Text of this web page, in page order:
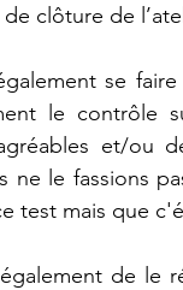
clôture de
se
le contrôle
et/ou
ne le fassions
test mais que
de le